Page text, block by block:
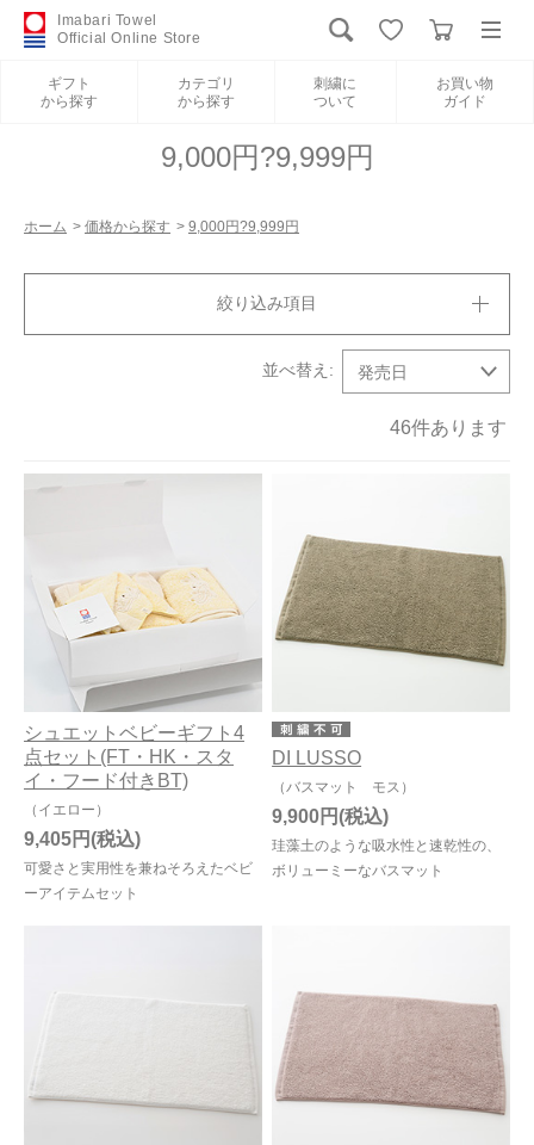
Imabari Towel
Official Online Store
ギフト
から探す
カテゴリ
から探す
刺繍に
ついて
お買い物
ガイド
新規会員登録
カテゴリから探す
International Shipping
今治タオルについて
当サイトについて
会員サービス
店舗リスト
ヘルプ
規約
大量購入・法人向けの購入の方は
9,000円?9,999円
絞り込み項目
46件あります
シュエットベビーギフト4
点セット(FT・HK・スタ
イ・フード付きBT)
（イエロー）
可愛さと実用性を兼ねそろえたベビ
ーアイテムセット
9,405円
DI LUSSO
（バスマット モス）
珪藻土のような吸水性と速乾性の、
ボリューミーなバスマット
9,900円
ホーム > 価格から探す > 9,000円?9,999円